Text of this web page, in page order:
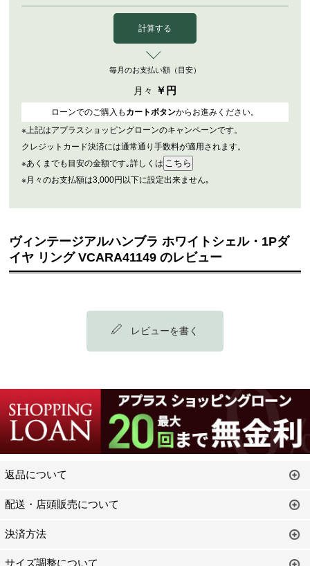
計算する
毎月のお支払い額（目安）
月々 ￥ 円
ローンでのご購入も カートボタンからお進みください。
※上記はアプラスショッピングローンのキャンペーンです。
クレジットカード決済には通常通り手数料が適用されます。
※あくまでも目安の金額です｡詳しくは
※月々のお支払額は3,000円以下に設定出来ません｡
ヴィンテージアルハンブラ ホワイトシェル・1Pダ
イヤ リング VCARA41149 のレビュー
レビューを書く
返品について
配送・店頭販売について
決済方法
サイズ調整について